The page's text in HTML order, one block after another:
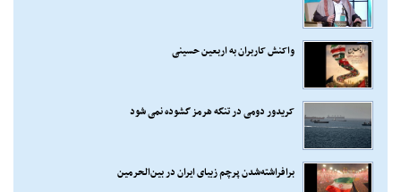
واکنش کاربران به اربعین حسینی
کریدور دومی در تنگه هرمز گشوده نمی شود
برافراشته‌شدن پرچم زیبای ایران در بین‌الحرمین